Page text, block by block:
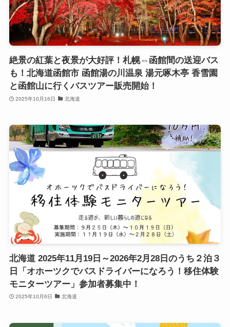
絶景の紅葉と夜景が大好評！札幌⇔函館間の送迎バス
も！北海道函館市 函館湯の川温泉 湯元啄⽊亭 香雪園
と函館山に行くバスツアー販売開始！
2025年10月16日 北海道
北海道 2025年11月19日～2026年2月28日のうち２泊３
日「オホーツクでバスドライバーになろう！移住体験
モニターツアー」参加者募集中！
2025年10月6日 北海道